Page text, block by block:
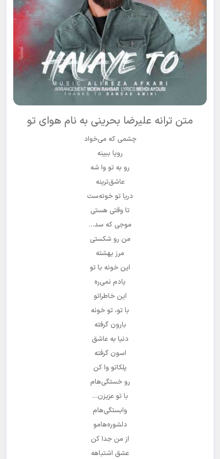
متن ترانه علیرضا بحرینی به نام هوای تو
چشمی که می‌خواد
رویا ببینه
رو به تو‌ وا شه
عاشق‌ترینه
دریا تو‌ خونه‌ست
تا وقتی هستی
موجی که سد…
من رو شکستی
مرز بهشته
این خونه با تو
یادم نمی‌ره
این خاطراتو
با تو، تو خونه
بارون گرفته
دنیا به عاشق
اسون گرفته
پلکاتو وا کن
رو خستگی‌هام
با تو عزیزن…
وابستگی‌هام
دلشوره‌هامو
از من جدا کن
عشق اشتباهه